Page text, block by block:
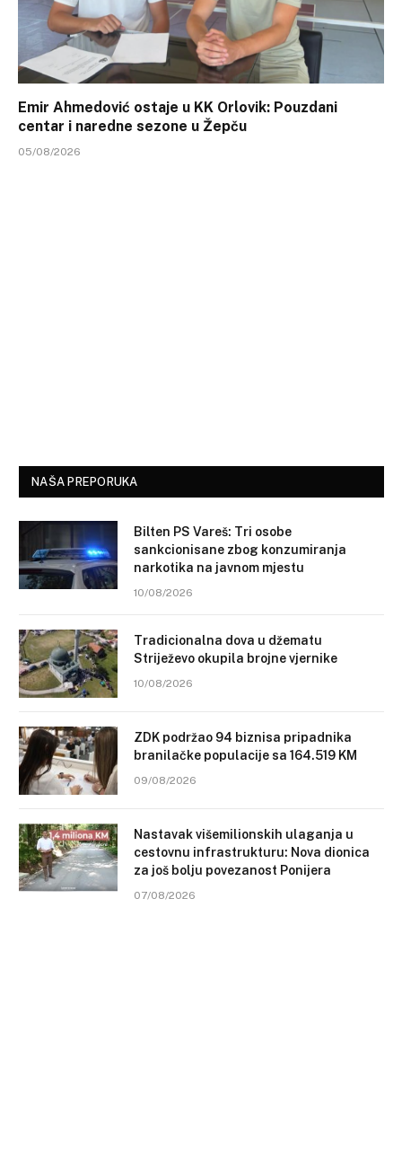
Emir Ahmedović ostaje u KK Orlovik: Pouzdani
centar i naredne sezone u Žepču
05/08/2026
NAŠA PREPORUKA
Bilten PS Vareš: Tri osobe
sankcionisane zbog konzumiranja
narkotika na javnom mjestu
10/08/2026
Tradicionalna dova u džematu
Striježevo okupila brojne vjernike
10/08/2026
ZDK podržao 94 biznisa pripadnika
branilačke populacije sa 164.519 KM
09/08/2026
Nastavak višemilionskih ulaganja u
cestovnu infrastrukturu: Nova dionica
za još bolju povezanost Ponijera
07/08/2026